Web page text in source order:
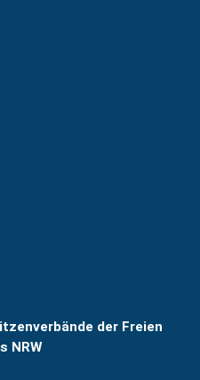
der Freien
NRW